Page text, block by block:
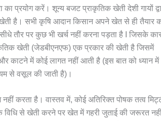
प्रयोग करें। शून्य बजट प्राकृतिक खेती देशी गायों
खेती है। सभी कृषि आदान किसान अपने खेत से ही तैयार
तौर पर कुछ भी खर्च नहीं करना पड़ता है I जिसके
खेती (जेडबीएनएफ) एक प्रकार की खेती है जिसमें
काटने में कोई लागत नहीं आती है (इस बात को ध्यान में
से वसूल की जाती है)।
करता है। वास्तव में, कोई अतिरिक्त पोषक तत्व
विधि से खेती करने पर खेत में गहरी जुताई की जरूरत